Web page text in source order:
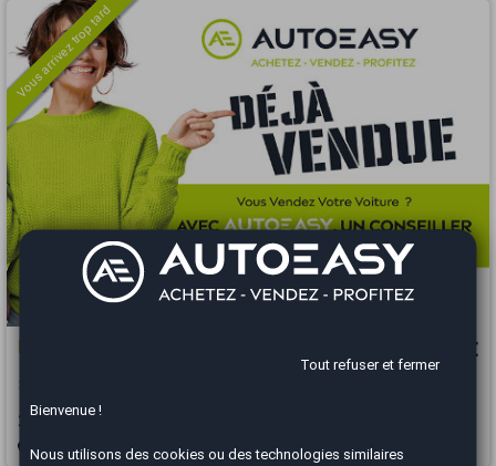
Vous arrivez trop tard
Land-Rover Range Rover Sport 81 298 €
3.0 P440e 440 ch PHEV Dynamic HSE Financement possible
2023 102900 km
Sainte-Geneviève des Bois - 91700
Tout refuser et fermer
Bienvenue !
Nous utilisons des cookies ou des technologies similaires